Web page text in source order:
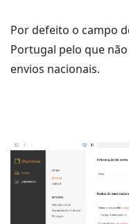
Por defeito o campo
Portugal pelo que
envios nacionais.